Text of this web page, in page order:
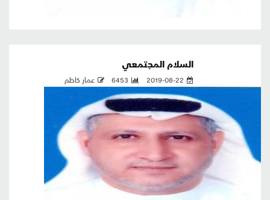
السلام المجتمعي
2019-08-22
6453 عمار كاظم